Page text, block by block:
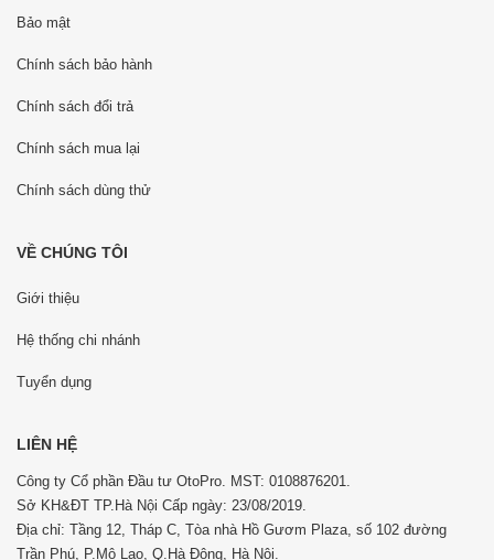
Bảo mật
Chính sách bảo hành
Chính sách đổi trả
Chính sách mua lại
Chính sách dùng thử
VỀ CHÚNG TÔI
Giới thiệu
Hệ thống chi nhánh
Tuyển dụng
LIÊN HỆ
Công ty Cổ phần Đầu tư OtoPro. MST: 0108876201.
Sở KH&ĐT TP.Hà Nội Cấp ngày: 23/08/2019.
Địa chỉ: Tầng 12, Tháp C, Tòa nhà Hồ Gươm Plaza, số 102 đường
Trần Phú, P.Mộ Lao, Q.Hà Đông, Hà Nội.